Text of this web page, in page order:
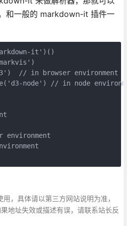
和一般的 markdown-it 插件一
it')()
// in browser environment
node') // in node
environment
，具体请以第三方网站说明为准，
地址失效或描述有误，请联系站长反